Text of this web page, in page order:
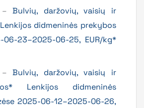
–Bulvių, daržovių, vaisių ir
didmeninės prekybos
06-23–2025-06-25, EUR/kg*
–Bulvių, daržovių, vaisių ir
Lenkijos didmeninės
2025-06-12–2025-06-26,